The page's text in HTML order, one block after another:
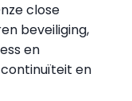
close
beveiliging,
en
en